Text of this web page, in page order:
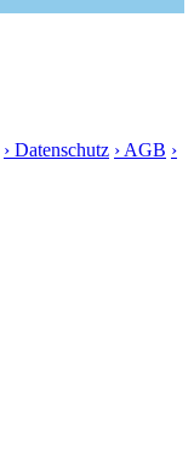
› Datenschutz › AGB ›